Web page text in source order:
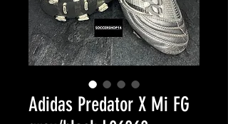
Adidas Predator X Mi FG